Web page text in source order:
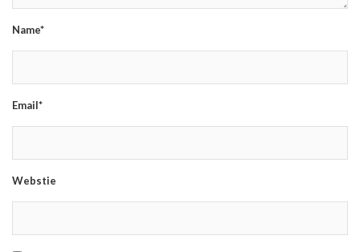
Name*
Email*
Webstie